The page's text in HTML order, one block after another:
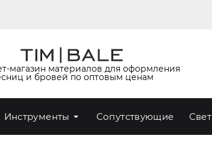
магазин материалов для оформления
и бровей по оптовым ценам
Инструменты Сопутствующие Свет